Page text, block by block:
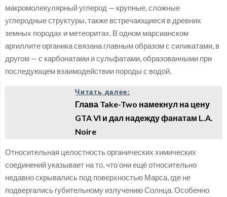
макромолекулярный углерод — крупные, сложные
углеродные структуры, также встречающиеся в древних
земных породах и метеоритах. В одном марсианском
аргиллите органика связана главным образом с силикатами, в
другом — с карбонатами и сульфатами, образованными при
последующем взаимодействии породы с водой.
Читать далее:
Глава Take-Two намекнул на цену
GTA VI и дал надежду фанатам L.A.
Noire
Относительная целостность органических химических
соединений указывает на то, что они ещё относительно
недавно скрывались под поверхностью Марса, где не
подвергались губительному излучению Солнца. Особенно